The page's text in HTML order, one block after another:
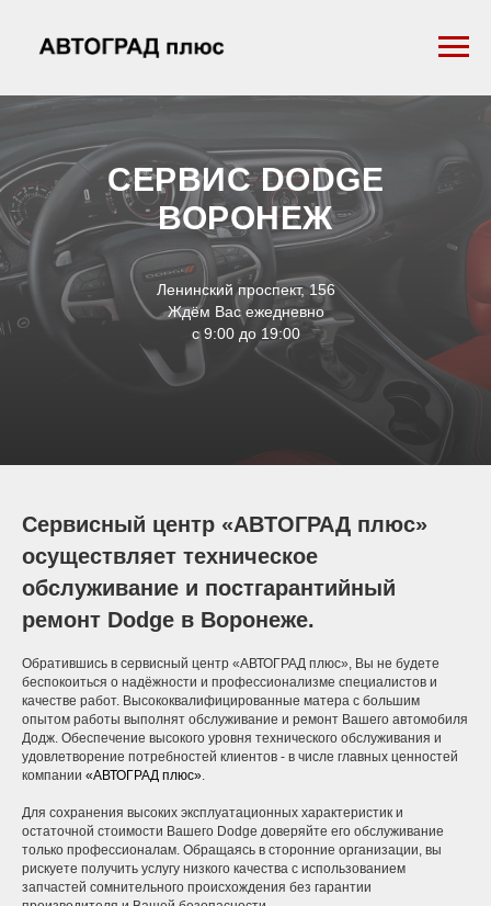
СЕРВИС DODGE
ВОРОНЕЖ
Ленинский проспект, 156
Ждём Вас ежедневно
с 9:00 до 19:00
Сервисный центр «ABTOГРАД плюс»
осуществляет техническое
обслуживание и постгарантийный
ремонт Dodge в Воронеже.
Обратившись в сервисный центр «АВТОГРАД плюс», Вы не будете
беспокоиться о надёжности и профессионализме специалистов и
качестве работ. Высококвалифицированные матера с большим
опытом работы выполнят обслуживание и ремонт Вашего автомобиля
Додж. Обеспечение высокого уровня технического обслуживания и
удовлетворение потребностей клиентов - в числе главных ценностей
компании «АВТОГРАД плюс».
Для сохранения высоких эксплуатационных характеристик и
остаточной стоимости Вашего Dodge доверяйте его обслуживание
только профессионалам. Обращаясь в сторонние организации, вы
рискуете получить услугу низкого качества с использованием
запчастей сомнительного происхождения без гарантии